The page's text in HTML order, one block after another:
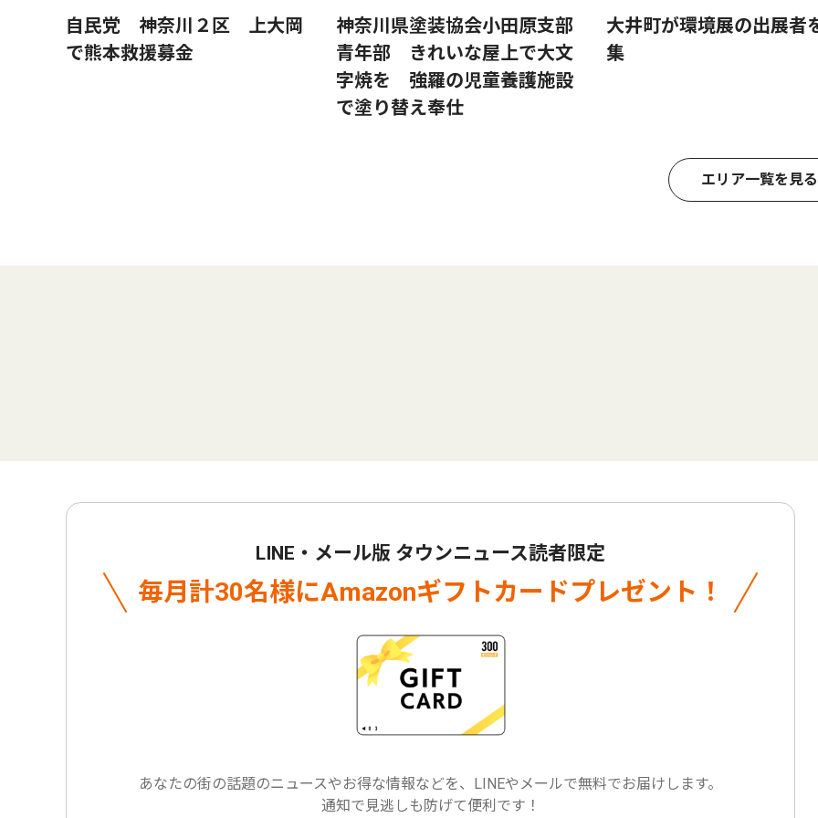
自民党 神奈川２区 上大岡
で熊本救援募金
神奈川県塗装協会小田原支部
青年部 きれいな屋上で大文
字焼を 強羅の児童養護施設
で塗り替え奉仕
大井町が環境展の出展者
集
エリア一覧を見る
LINE・メール版 タウンニュース読者限定
毎月計30名様にAmazonギフトカードプレゼント！
あなたの街の話題のニュースやお得な情報などを、LINEやメールで無料でお届けします。
通知で見逃しも防げて便利です！